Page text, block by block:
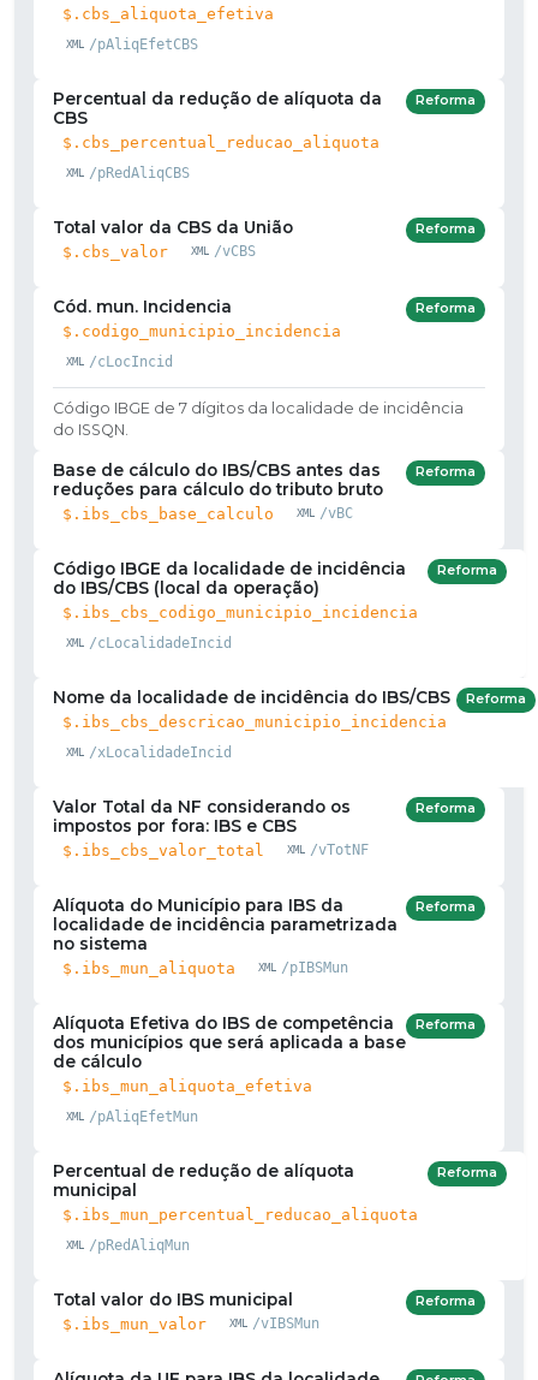
$.cbs_aliquota_efetiva
/pAliqEfetCBS
Percentual da redução de alíquota da
CBS
$.cbs_percentual_reducao_aliquota
/pRedAliqCBS
Reforma
Total valor da CBS da União
$.cbs_valor /vCBS
Reforma
Cód. mun. Incidencia
$.codigo_municipio_incidencia
/cLocIncid
Reforma
Código IBGE de 7 dígitos da localidade de incidência
do ISSQN.
Base de cálculo do IBS/CBS antes das
reduções para cálculo do tributo bruto
$.ibs_cbs_base_calculo /vBC
Reforma
Código IBGE da localidade de incidência
do IBS/CBS (local da operação)
$.ibs_cbs_codigo_municipio_incidencia
/cLocalidadeIncid
Reforma
Nome da localidade de incidência do IBS/CBS
$.ibs_cbs_descricao_municipio_incidencia
/xLocalidadeIncid
Reforma
Valor Total da NF considerando os
impostos por fora: IBS e CBS
$.ibs_cbs_valor_total /vTotNF
Reforma
Alíquota do Município para IBS da
localidade de incidência parametrizada
no sistema
$.ibs_mun_aliquota /pIBSMun
Reforma
Alíquota Efetiva do IBS de competência
dos municípios que será aplicada a base
de cálculo
$.ibs_mun_aliquota_efetiva
/pAliqEfetMun
Reforma
Percentual de redução de alíquota
municipal
$.ibs_mun_percentual_reducao_aliquota
/pRedAliqMun
Reforma
Total valor do IBS municipal
$.ibs_mun_valor /vIBSMun
Reforma